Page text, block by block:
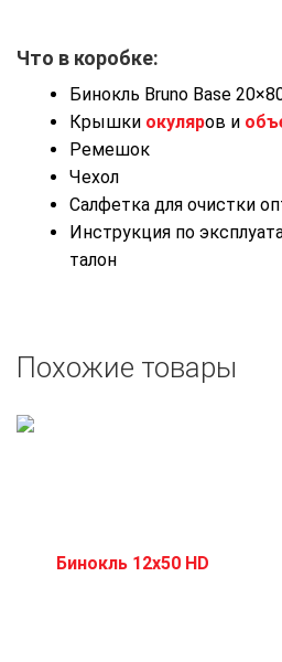
Что в коробке:
Бинокль Bruno Base
Крышки окуляров и
Ремешок
Чехол
Салфетка для очистки
Инструкция по
талон
Похожие товары